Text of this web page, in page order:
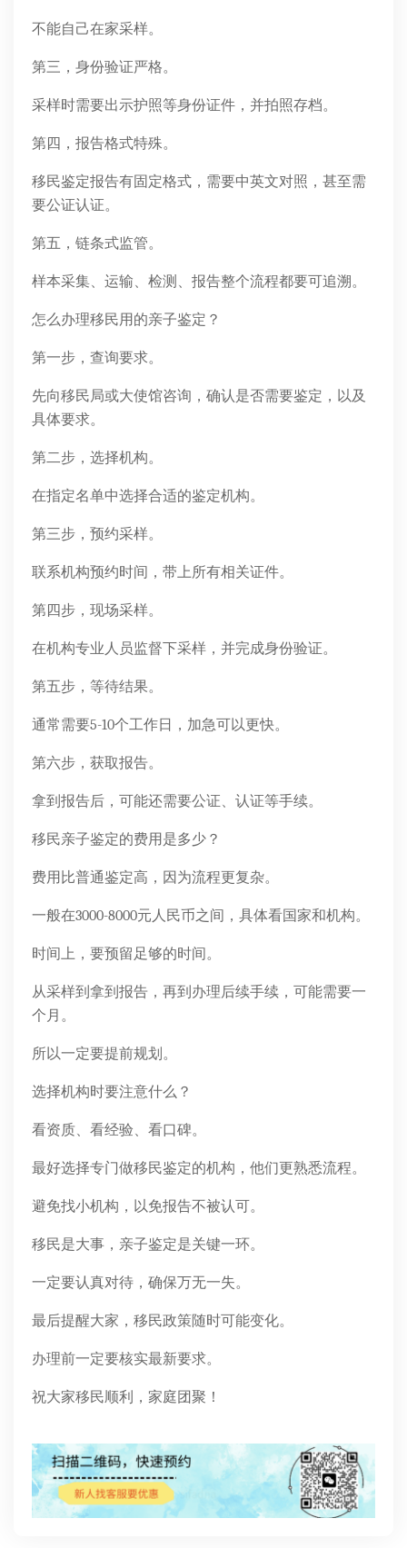
不能自己在家采样。
第三，身份验证严格。
采样时需要出示护照等身份证件，并拍照存档。
第四，报告格式特殊。
移民鉴定报告有固定格式，需要中英文对照，甚至需
要公证认证。
第五，链条式监管。
样本采集、运输、检测、报告整个流程都要可追溯。
怎么办理移民用的亲子鉴定？
第一步，查询要求。
先向移民局或大使馆咨询，确认是否需要鉴定，以及
具体要求。
第二步，选择机构。
在指定名单中选择合适的鉴定机构。
第三步，预约采样。
联系机构预约时间，带上所有相关证件。
第四步，现场采样。
在机构专业人员监督下采样，并完成身份验证。
第五步，等待结果。
通常需要5-10个工作日，加急可以更快。
第六步，获取报告。
拿到报告后，可能还需要公证、认证等手续。
移民亲子鉴定的费用是多少？
费用比普通鉴定高，因为流程更复杂。
一般在3000-8000元人民币之间，具体看国家和机构。
时间上，要预留足够的时间。
从采样到拿到报告，再到办理后续手续，可能需要一
个月。
所以一定要提前规划。
选择机构时要注意什么？
看资质、看经验、看口碑。
最好选择专门做移民鉴定的机构，他们更熟悉流程。
避免找小机构，以免报告不被认可。
移民是大事，亲子鉴定是关键一环。
一定要认真对待，确保万无一失。
最后提醒大家，移民政策随时可能变化。
办理前一定要核实最新要求。
祝大家移民顺利，家庭团聚！